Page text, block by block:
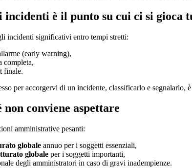
incidenti è il punto su cui ci si gioca
incidenti significativi entro tempi stretti:
(early warning),
completa,
finale.
per accorgervi di un incidente, classificarlo e
conviene aspettare
amministrative pesanti:
globale annuo per i soggetti essenziali,
globale per i soggetti importanti,
degli amministratori in caso di gravi inadempienze.